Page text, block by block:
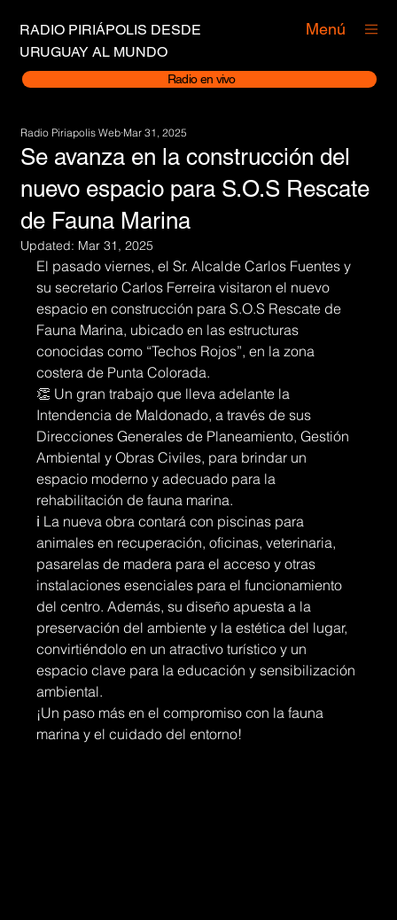
RADIO PIRIÁPOLIS DESDE
URUGUAY AL MUNDO
Radio en vivo
Menú
Se avanza en la construcción del
nuevo espacio para S.O.S Rescate
de Fauna Marina
Radio Piriapolis Web Mar 31, 2025
Updated: Mar 31, 2025
El pasado viernes, el Sr. Alcalde Carlos Fuentes y
su secretario Carlos Ferreira visitaron el nuevo
espacio en construcción para S.O.S Rescate de
Fauna Marina, ubicado en las estructuras
conocidas como “Techos Rojos”, en la zona
costera de Punta Colorada.
👏 Un gran trabajo que lleva adelante la
Intendencia de Maldonado, a través de sus
Direcciones Generales de Planeamiento, Gestión
Ambiental y Obras Civiles, para brindar un
espacio moderno y adecuado para la
rehabilitación de fauna marina.
ℹ️ La nueva obra contará con piscinas para
animales en recuperación, oficinas, veterinaria,
pasarelas de madera para el acceso y otras
instalaciones esenciales para el funcionamiento
del centro. Además, su diseño apuesta a la
preservación del ambiente y la estética del lugar,
convirtiéndolo en un atractivo turístico y un
espacio clave para la educación y sensibilización
ambiental.
¡Un paso más en el compromiso con la fauna
marina y el cuidado del entorno!